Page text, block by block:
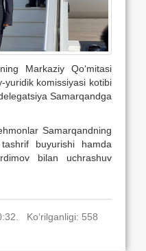
Markaziy Qo‘mitasi
yuridik komissiyasi kotibi
Samarqandga
Samarqandning
buyurishi hamda
bilan uchrashuv
Ko‘rilganligi: 558